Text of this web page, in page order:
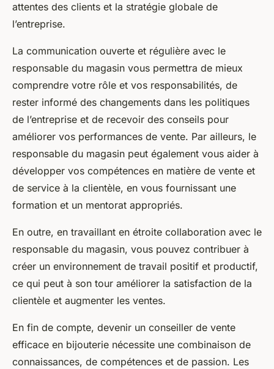
attentes des clients et la stratégie globale de
l’entreprise.
La communication ouverte et régulière avec le
responsable du magasin vous permettra de mieux
comprendre votre rôle et vos responsabilités, de
rester informé des changements dans les politiques
de l’entreprise et de recevoir des conseils pour
améliorer vos performances de vente. Par ailleurs, le
responsable du magasin peut également vous aider à
développer vos compétences en matière de vente et
de service à la clientèle, en vous fournissant une
formation et un mentorat appropriés.
En outre, en travaillant en étroite collaboration avec le
responsable du magasin, vous pouvez contribuer à
créer un environnement de travail positif et productif,
ce qui peut à son tour améliorer la satisfaction de la
clientèle et augmenter les ventes.
En fin de compte, devenir un conseiller de vente
efficace en bijouterie nécessite une combinaison de
connaissances, de compétences et de passion. Les